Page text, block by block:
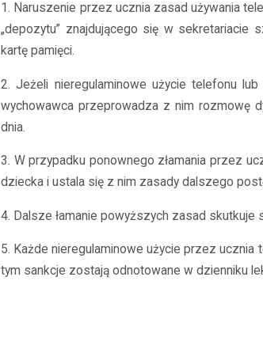
1. Naruszenie przez ucznia zasad używania
„depozytu” znajdującego się w sekretariacie
kartę pamięci.
2. Jeżeli nieregulaminowe użycie telefonu
wychowawca przeprowadza z nim rozmowę
dnia.
3. W przypadku ponownego złamania przez
dziecka i ustala się z nim zasady dalszego
4. Dalsze łamanie powyższych zasad skutkuje
5. Każde nieregulaminowe użycie przez
tym sankcje zostają odnotowane w dzienniku